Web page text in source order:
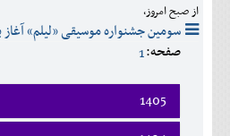
از صبح امروز،
سومین جشنواره موسیقی «لیلم» آغاز
صفحه:1
1405